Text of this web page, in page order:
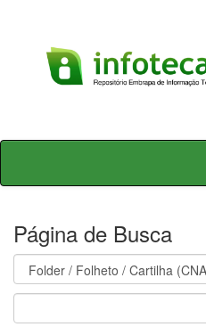
Skip
Página de Busca